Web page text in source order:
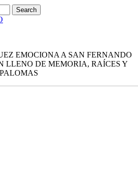
EMOCIONA A SAN FERNANDO
LLENO DE MEMORIA, RAÍCES Y